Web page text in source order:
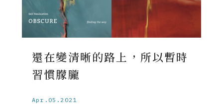
還在變清晰的路上，所以暫時
習慣朦朧
Apr.05.2021